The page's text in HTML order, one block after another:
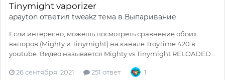
Tinymight vaporizer
apayton ответил tweakz тема в Выпаривание
Если интересно, можешь посмотреть сравнение обоих
вапоров (Mighty и Tinymight) на канале TroyTime 420 в
youtube. Видео называется Mighty vs Tinymight RELOADED...
26 сентября, 2021 251 ответ 1